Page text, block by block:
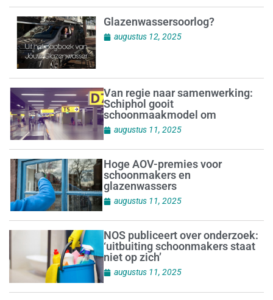
Glazenwassersoorlog?
augustus 12, 2025
Van regie naar samenwerking:
Schiphol gooit
schoonmaakmodel om
augustus 11, 2025
Hoge AOV-premies voor
schoonmakers en
glazenwassers
augustus 11, 2025
NOS publiceert over onderzoek:
‘uitbuiting schoonmakers staat
niet op zich’
augustus 11, 2025